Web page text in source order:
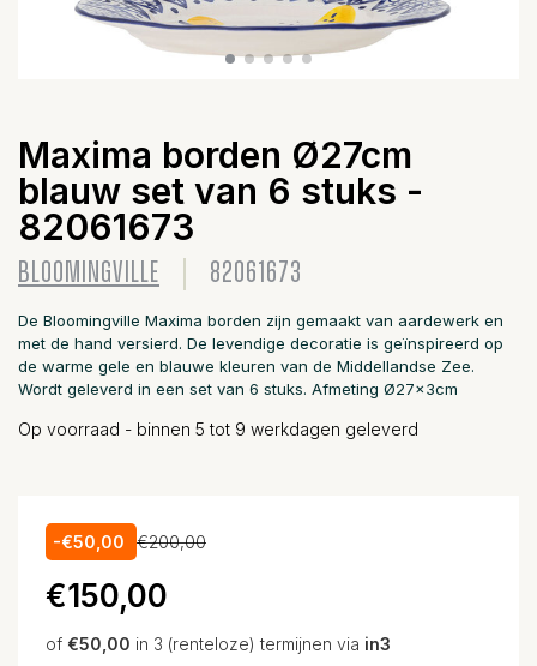
Maxima borden Ø27cm
blauw set van 6 stuks -
82061673
BLOOMINGVILLE 82061673
De Bloomingville Maxima borden zijn gemaakt van aardewerk en
met de hand versierd. De levendige decoratie is geïnspireerd op
de warme gele en blauwe kleuren van de Middellandse Zee.
Wordt geleverd in een set van 6 stuks. Afmeting Ø27x3cm
Op voorraad - binnen 5 tot 9 werkdagen geleverd
-€50,00 €200,00
€150,00
of €50,00 in 3 (renteloze) termijnen via in3